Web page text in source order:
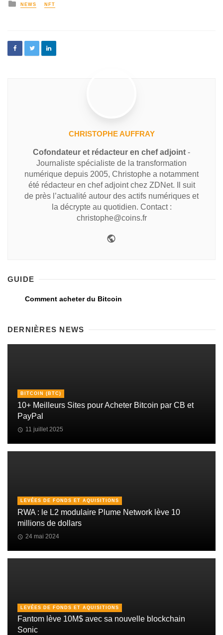
NEWS NFT
CHRISTOPHE AUFFRAY
Cofondateur et rédacteur en chef adjoint -
Journaliste spécialiste de la transformation
numérique depuis 2005, Christophe a notamment
été rédacteur en chef adjoint chez ZDNet. Il suit
de près l’actualité autour des actifs numériques et
la décrypte au quotidien. Contact :
christophe@coins.fr
GUIDE
Comment acheter du Bitcoin
DERNIÈRES NEWS
BITCOIN (BTC)
10+ Meilleurs Sites pour Acheter Bitcoin par CB et
PayPal
11 juillet 2025
LEVÉES DE FONDS ET AQUISITIONS
RWA : le L2 modulaire Plume Network lève 10
millions de dollars
24 mai 2024
LEVÉES DE FONDS ET AQUISITIONS
Fantom lève 10M$ avec sa nouvelle blockchain
Sonic